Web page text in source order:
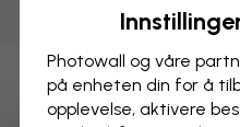
LERRETSBILDE
Photowall og våre
på enheten din for å
opplevelse, aktivere